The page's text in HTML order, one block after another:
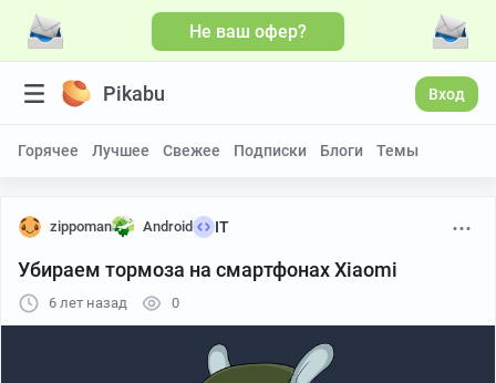
Не ваш офер?
Pikabu Вход
Горячее Лучшее Свежее Подписки Блоги Темы
zippoman Android IT
Убираем тормоза на смартфонах Xiaomi
6 лет назад 0